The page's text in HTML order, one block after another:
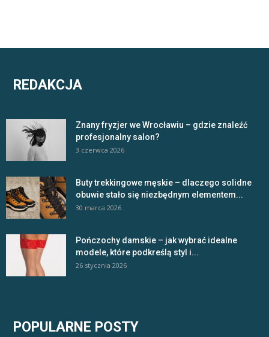
REDAKCJA
Znany fryzjer we Wrocławiu – gdzie znaleźć
profesjonalny salon?
3 czerwca 2026
Buty trekkingowe męskie – dlaczego solidne
obuwie stało się niezbędnym elementem...
30 marca 2026
Pończochy damskie – jak wybrać idealne
modele, które podkreślą styl i...
26 stycznia 2026
POPULARNE POSTY